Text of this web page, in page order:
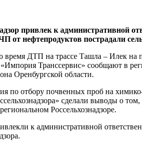
привлек к административной
от нефтепродуктов пострадали
время ДТП на трассе Ташла – Илек
Транссервис» сообщают в
Оренбургской области.
по отбору почвенных проб на
сделали выводы о
Россельхознадзоре.
к административной